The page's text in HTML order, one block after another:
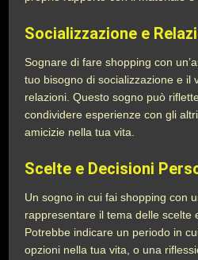
Socializzazione e
Sognare di fare shopping con
tuo bisogno di socializzazione e il
relazioni. Questo sogno può
condividere esperienze con gli
amicizie nella tua vita.
Scelte e Decisioni
Un sogno in cui fai shopping con
rappresentare il tema delle scelte
Potrebbe indicare un periodo in
opzioni nella tua vita, o una